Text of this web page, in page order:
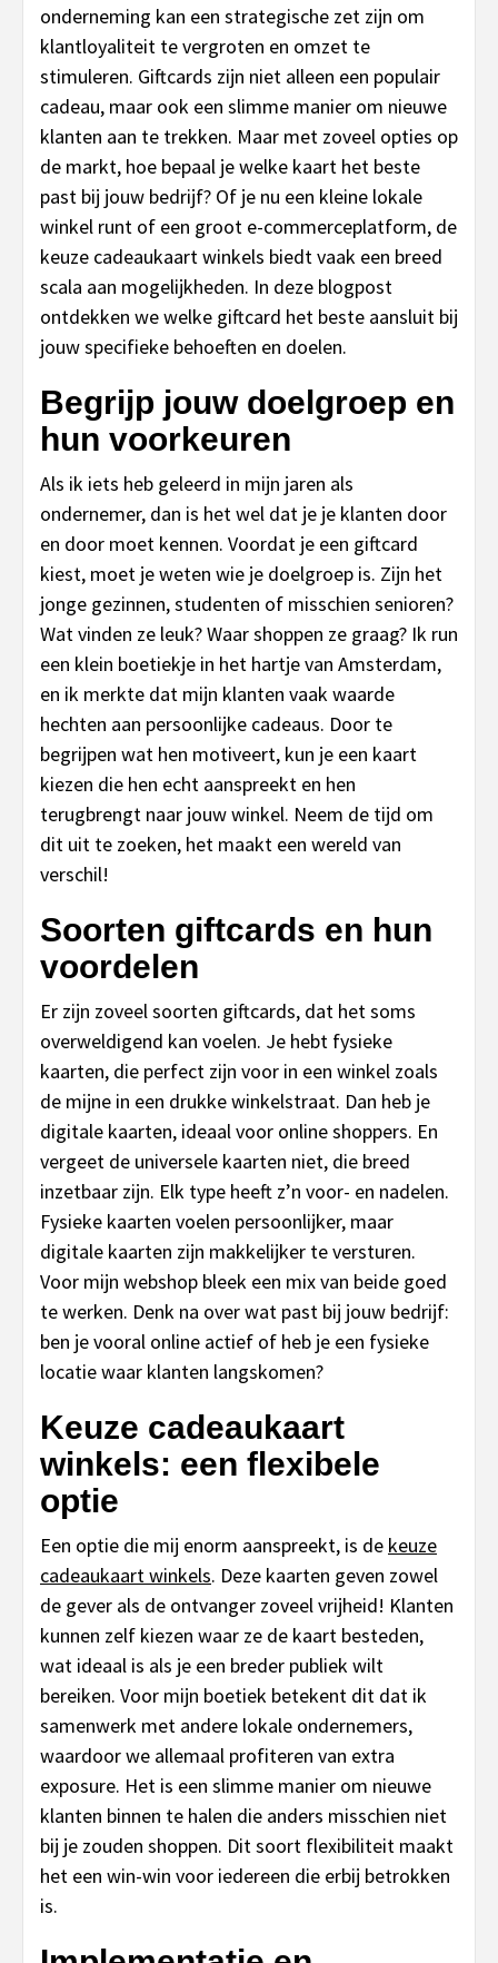
onderneming kan een strategische zet zijn om
klantloyaliteit te vergroten en omzet te
stimuleren. Giftcards zijn niet alleen een populair
cadeau, maar ook een slimme manier om nieuwe
klanten aan te trekken. Maar met zoveel opties op
de markt, hoe bepaal je welke kaart het beste
past bij jouw bedrijf? Of je nu een kleine lokale
winkel runt of een groot e-commerceplatform, de
keuze cadeaukaart winkels biedt vaak een breed
scala aan mogelijkheden. In deze blogpost
ontdekken we welke giftcard het beste aansluit bij
jouw specifieke behoeften en doelen.
Begrijp jouw doelgroep en
hun voorkeuren
Als ik iets heb geleerd in mijn jaren als
ondernemer, dan is het wel dat je je klanten door
en door moet kennen. Voordat je een giftcard
kiest, moet je weten wie je doelgroep is. Zijn het
jonge gezinnen, studenten of misschien senioren?
Wat vinden ze leuk? Waar shoppen ze graag? Ik run
een klein boetiekje in het hartje van Amsterdam,
en ik merkte dat mijn klanten vaak waarde
hechten aan persoonlijke cadeaus. Door te
begrijpen wat hen motiveert, kun je een kaart
kiezen die hen echt aanspreekt en hen
terugbrengt naar jouw winkel. Neem de tijd om
dit uit te zoeken, het maakt een wereld van
verschil!
Soorten giftcards en hun
voordelen
Er zijn zoveel soorten giftcards, dat het soms
overweldigend kan voelen. Je hebt fysieke
kaarten, die perfect zijn voor in een winkel zoals
de mijne in een drukke winkelstraat. Dan heb je
digitale kaarten, ideaal voor online shoppers. En
vergeet de universele kaarten niet, die breed
inzetbaar zijn. Elk type heeft z’n voor- en nadelen.
Fysieke kaarten voelen persoonlijker, maar
digitale kaarten zijn makkelijker te versturen.
Voor mijn webshop bleek een mix van beide goed
te werken. Denk na over wat past bij jouw bedrijf:
ben je vooral online actief of heb je een fysieke
locatie waar klanten langskomen?
Keuze cadeaukaart
winkels: een flexibele
optie
Een optie die mij enorm aanspreekt, is de keuze
cadeaukaart winkels. Deze kaarten geven zowel
de gever als de ontvanger zoveel vrijheid! Klanten
kunnen zelf kiezen waar ze de kaart besteden,
wat ideaal is als je een breder publiek wilt
bereiken. Voor mijn boetiek betekent dit dat ik
samenwerk met andere lokale ondernemers,
waardoor we allemaal profiteren van extra
exposure. Het is een slimme manier om nieuwe
klanten binnen te halen die anders misschien niet
bij je zouden shoppen. Dit soort flexibiliteit maakt
het een win-win voor iedereen die erbij betrokken
is.